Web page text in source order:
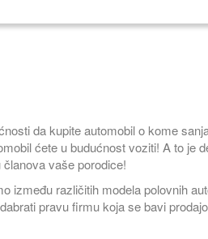
da kupite automobil o kome
ćete u budućnost voziti! A to je
vaše porodice!
između različitih modela polovnih
pravu firmu koja se bavi
drž...